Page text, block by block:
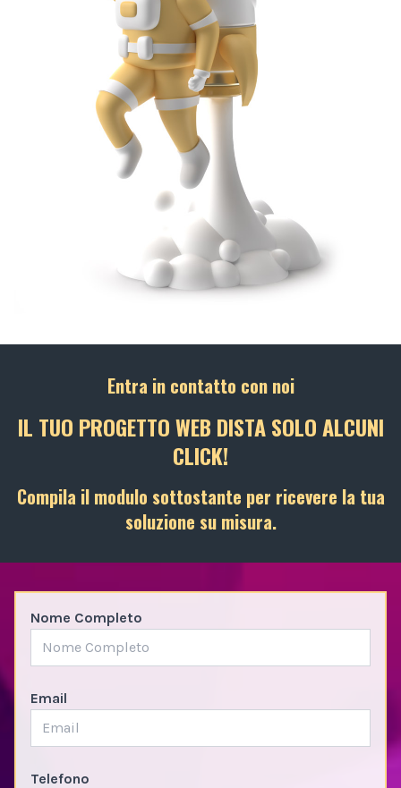
Entra in contatto con noi
IL TUO PROGETTO WEB DISTA SOLO ALCUNI
CLICK!
Compila il modulo sottostante per ricevere la tua
soluzione su misura.
Nome Completo
Email
Telefono